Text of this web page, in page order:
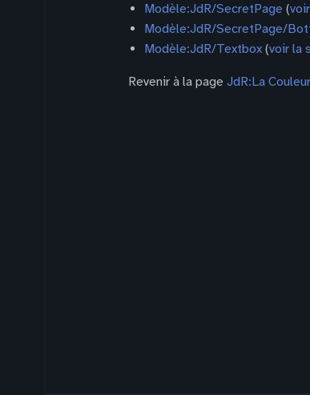
Modèle:JdR/SecretPage (
Modèle:JdR/SecretPage/
Modèle:JdR/Textbox (voir la
Revenir à la page JdR:La